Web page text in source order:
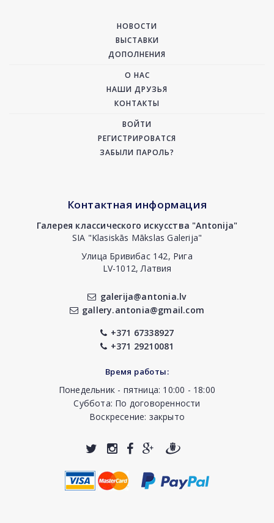
НОВОСТИ
ВЫСТАВКИ
ДОПОЛНЕНИЯ
О НАС
НАШИ ДРУЗЬЯ
КОНТАКТЫ
ВОЙТИ
РЕГИСТРИРОВАТСЯ
ЗАБЫЛИ ПАРОЛЬ?
Контактная информация
Галерея классического искусства "Antonija"
SIA "Klasiskās Mākslas Galerija"
Улица Бривибас 142, Рига
LV-1012, Латвия
galerija@antonia.lv
gallery.antonia@gmail.com
+371 67338927
+371 29210081
Время работы:
Понедельник - пятница: 10:00 - 18:00
Суббота: По договоренности
Воскресение: закрыто